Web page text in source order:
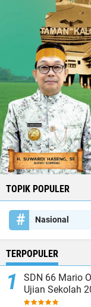
TOPIK POPULER
Nasional
TERPOPULER
SDN 66 Mario
Ujian Sekolah